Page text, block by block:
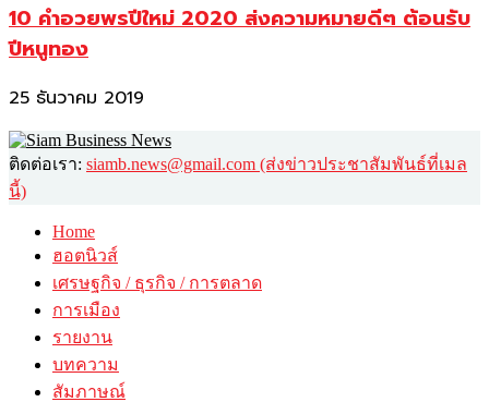
10 คำอวยพรปีใหม่ 2020 ส่งความหมายดีๆ ต้อนรับ
ปีหนูทอง
25 ธันวาคม 2019
ติดต่อเรา: siamb.news@gmail.com (ส่งข่าวประชาสัมพันธ์ที่เมล
นี้)
Home
ฮอตนิวส์
เศรษฐกิจ / ธุรกิจ / การตลาด
การเมือง
รายงาน
บทความ
สัมภาษณ์